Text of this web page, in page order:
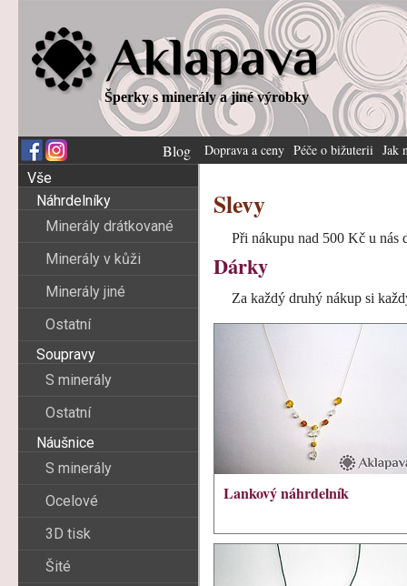
Šperky s minerály a jiné výrobky
Blog
Vše
Náhrdelníky
Minerály drátkované
Minerály v kůži
Minerály jiné
Ostatní
Soupravy
S minerály
Ostatní
Náušnice
S minerály
Ocelové
3D tisk
Šité
Doprava a ceny Péče o bižuterii Jak
Slevy
Při nákupu nad 500 Kč u nás
Dárky
Za každý druhý nákup si
Lankový náhrdelník